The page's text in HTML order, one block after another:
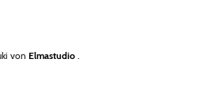
von Elmastudio